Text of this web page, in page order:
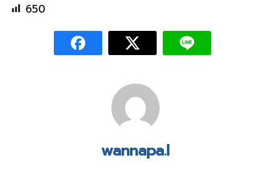
650
wannapa.l